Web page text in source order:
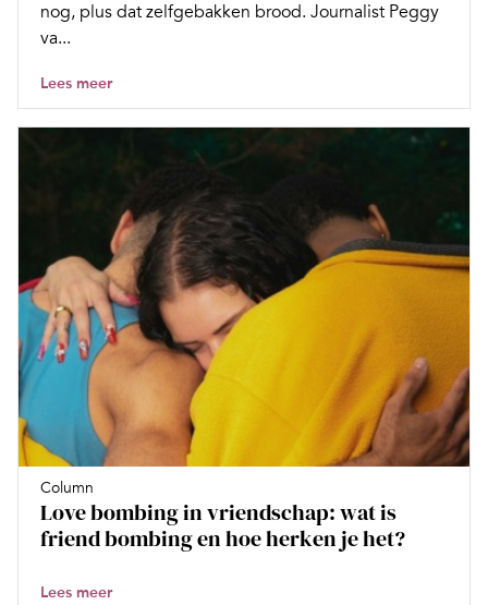
nog, plus dat zelfgebakken brood. Journalist Peggy
va...
Lees meer
Column
Love bombing in vriendschap: wat is
friend bombing en hoe herken je het?
Lees meer